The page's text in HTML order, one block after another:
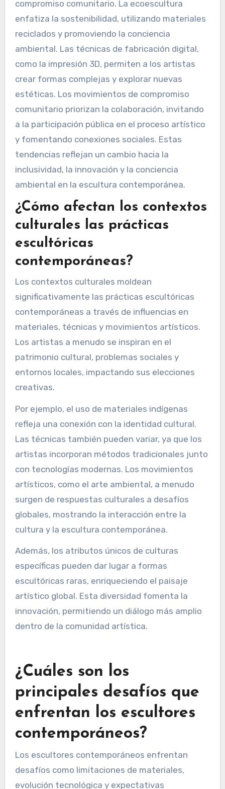
más influyentes en la
escena artística de 2025?
La escena artística de 2025 está
significativamente influenciada por la
ecoescultura, la fabricación digital y el
compromiso comunitario. La ecoescultura
enfatiza la sostenibilidad, utilizando materiales
reciclados y promoviendo la conciencia
ambiental. Las técnicas de fabricación digital,
como la impresión 3D, permiten a los artistas
crear formas complejas y explorar nuevas
estéticas. Los movimientos de compromiso
a la participación pública en el proceso artístico
y fomentando conexiones sociales. Estas
tendencias reflejan un cambio hacia la
inclusividad, la innovación y la conciencia
¿Cómo afectan los contextos
culturales las prácticas
escultóricas
contemporáneas?
Los contextos culturales moldean
significativamente las prácticas escultóricas
materiales, técnicas y movimientos artísticos.
Los artistas a menudo se inspiran en el
patrimonio cultural, problemas sociales y
entornos locales, impactando sus elecciones
creativas.
Por ejemplo, el uso de materiales indígenas
refleja una conexión con la identidad cultural.
Las técnicas también pueden variar, ya que los
con tecnologías modernas. Los movimientos
artísticos, como el arte ambiental, a menudo
surgen de respuestas culturales a desafíos
globales, mostrando la interacción entre la
cultura y la escultura contemporánea.
escultóricas raras, enriqueciendo el paisaje
artístico global. Esta diversidad fomenta la
innovación, permitiendo un diálogo más amplio
dentro de la comunidad artística.
¿Cuáles son los
principales desafíos que